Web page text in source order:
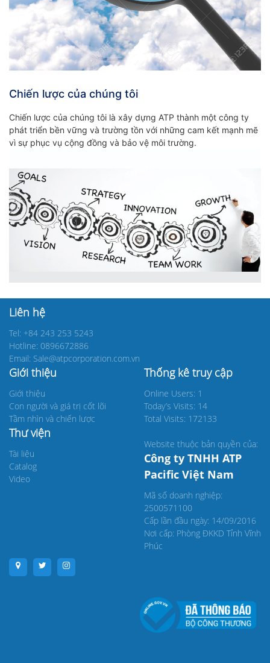
Chiến lược của chúng tôi
Chiến lược của chúng tôi là xây dựng ATP thành một công ty
phát triển bền vững và trường tồn với những cam kết mạnh mẽ
vì sự phục vụ cộng đồng và bảo vệ môi trường.
Liên hệ
Tel: +84 243 253 5243
Hotline: 0896672886
Email: Sale@atpcorporation.com.vn
Giới thiệu
Giới thiệu
Con người và giá trị cốt lõi
Tầm nhìn và chiến lược
Thư viện
Tài liệu
Catalog
Video
Thống kê truy cập
Online Users: 1
Today’s Visits: 14
Total Visits: 172133
Website thuộc bản quyền của:
Công ty TNHH ATP
Pacific Việt Nam
Mã số doanh nghiệp:
2500571100
Cấp lần đầu ngày: 14/09/2016
Nơi cấp: Phòng ĐKKD Tỉnh Vĩnh
Phúc